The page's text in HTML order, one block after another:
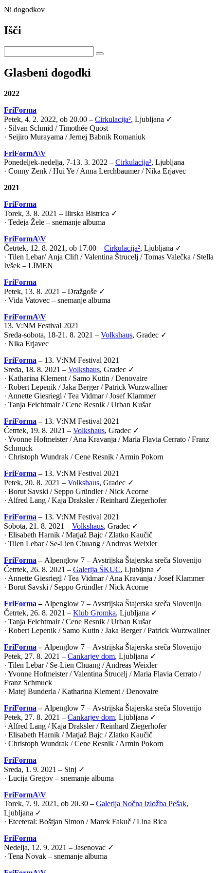
Ni dogodkov
Išči
Glasbeni dogodki
2022
FriForma
Petek, 4. 2. 2022, ob 20.00 – Cirkulacija², Ljubljana ✓
· Silvan Schmid / Timothée Quost
· Seijiro Murayama / Jernej Babnik Romaniuk
FriFormA\V
Ponedeljek-nedelja, 7-13. 3. 2022 – Cirkulacija², Ljubljana
· Conny Zenk / Hui Ye / Anna Lerchbaumer / Nika Erjavec
2021
FriForma
Torek, 3. 8. 2021 – Ilirska Bistrica ✓
· Tedeja Žele – snemanje albuma
FriFormA\V
Četrtek, 12. 8. 2021, ob 17.00 – Cirkulacija², Ljubljana ✓
· Tilen Lebar/ Anja Clift /Valentina Štrucelj /Tomas Valečka / Stella
Ivšek – LĪMEN
FriForma
Petek, 13. 8. 2021 – Dražgoše ✓
· Vida Vatovec – snemanje albuma
FriFormA\V
13. V:NM Festival 2021
Sreda-sobota, 18-21. 8. 2021 – Volkshaus, Gradec ✓
· Nika Erjavec
FriForma – 13. V:NM Festival 2021
Sreda, 18. 8. 2021 – Volkshaus, Gradec ✓
· Katharina Klement / Samo Kutin / Denovaire
· Robert Lepenik / Jaka Berger / Patrick Wurzwallner
· Annette Giesriegl / Tea Vidmar / Josef Klammer
· Tanja Feichtmair / Cene Resnik / Urban Kušar
FriForma – 13. V:NM Festival 2021
Četrtek, 19. 8. 2021 – Volkshaus, Gradec ✓
· Yvonne Hofmeister / Ana Kravanja / Maria Flavia Cerrato / Franz
Schmuck
· Christoph Wundrak / Cene Resnik / Armin Pokorn
FriForma – 13. V:NM Festival 2021
Petek, 20. 8. 2021 – Volkshaus, Gradec ✓
· Borut Savski / Seppo Gründler / Nick Acorne
· Alfred Lang / Kaja Draksler / Reinhard Ziegerhofer
FriForma – 13. V:NM Festival 2021
Sobota, 21. 8. 2021 – Volkshaus, Gradec ✓
· Elisabeth Harnik / Matjaž Bajc / Zlatko Kaučič
· Tilen Lebar / Se-Lien Chuang / Andreas Weixler
FriForma – Alpenglow 7 – Avstrijska Štajerska sreča Slovenijo
Četrtek, 26. 8. 2021 – Galerija ŠKUC, Ljubljana ✓
· Annette Giesriegl / Tea Vidmar / Ana Kravanja / Josef Klammer
· Borut Savski / Seppo Gründler / Nick Acorne
FriForma – Alpenglow 7 – Avstrijska Štajerska sreča Slovenijo
Četrtek, 26. 8. 2021 – Klub Gromka, Ljubljana ✓
· Tanja Feichtmair / Cene Resnik / Urban Kušar
· Robert Lepenik / Samo Kutin / Jaka Berger / Patrick Wurzwallner
FriForma – Alpenglow 7 – Avstrijska Štajerska sreča Slovenijo
Petek, 27. 8. 2021 – Cankarjev dom, Ljubljana ✓
· Tilen Lebar / Se-Lien Chuang / Andreas Weixler
· Yvonne Hofmeister / Valentina Štrucelj / Maria Flavia Cerrato /
Franz Schmuck
· Matej Bunderla / Katharina Klement / Denovaire
FriForma – Alpenglow 7 – Avstrijska Štajerska sreča Slovenijo
Petek, 27. 8. 2021 – Cankarjev dom, Ljubljana ✓
· Alfred Lang / Kaja Draksler / Reinhard Ziegerhofer
· Elisabeth Harnik / Matjaž Bajc / Zlatko Kaučič
· Christoph Wundrak / Cene Resnik / Armin Pokorn
FriForma
Sreda, 1. 9. 2021 – Sinj ✓
· Lucija Gregov – snemanje albuma
FriFormA\V
Torek, 7. 9. 2021, ob 20.30 – Galerija Nočna izložba Pešak,
Ljubljana ✓
· Etceteral: Boštjan Simon / Marek Fakuč / Lina Rica
FriForma
Nedelja, 12. 9. 2021 – Jasenovac ✓
· Tena Novak – snemanje albuma